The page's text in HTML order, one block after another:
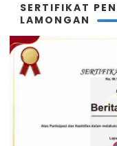
SERTIFIKAT
LAMONGAN